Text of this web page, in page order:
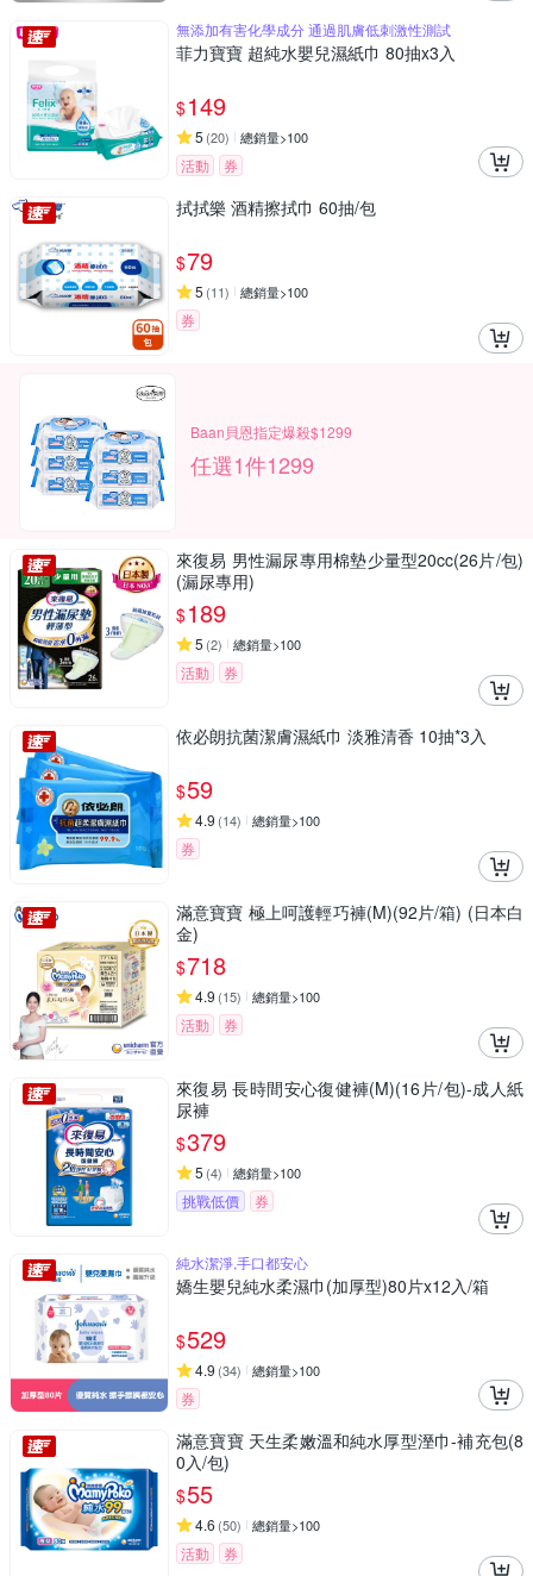
無添加有害化學成分 通過肌膚低刺激性測試
菲力寶寶 超純水嬰兒濕紙巾 80抽x3入
$149
5 (20) 總銷量>100
活動 券
拭拭樂 酒精擦拭巾 60抽/包
$79
5 (11) 總銷量>100
券
Baan貝恩指定爆殺$1299
任選1件1299
來復易 男性漏尿專用棉墊少量型20cc(26片/包)
(漏尿專用)
$189
5 (2) 總銷量>100
活動 券
依必朗抗菌潔膚濕紙巾 淡雅清香 10抽*3入
$59
4.9 (14) 總銷量>100
券
滿意寶寶 極上呵護輕巧褲(M)(92片/箱) (日本白
金)
$718
4.9 (15) 總銷量>100
活動 券
來復易 長時間安心復健褲(M)(16片/包)-成人紙
尿褲
$379
5 (4) 總銷量>100
挑戰低價 券
純水潔淨,手口都安心
嬌生嬰兒純水柔濕巾(加厚型)80片x12入/箱
$529
4.9 (34) 總銷量>100
券
滿意寶寶 天生柔嫩溫和純水厚型溼巾-補充包(8
0入/包)
$55
4.6 (50) 總銷量>100
活動 券